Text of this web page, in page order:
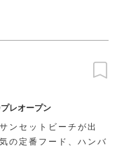
レオープン
ンセットビーチが出
の定番フード、ハンバ